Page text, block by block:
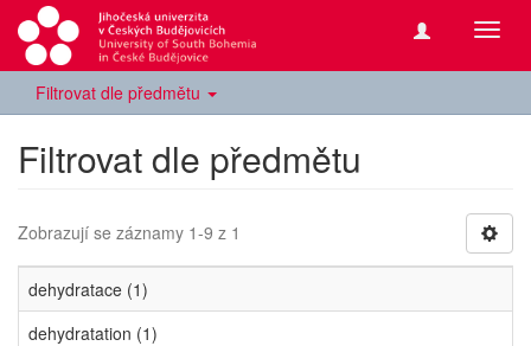
Filtrovat dle předmětu
Filtrovat dle předmětu
Zobrazují se záznamy 1-9 z 1
dehydratace (1)
dehydratation (1)